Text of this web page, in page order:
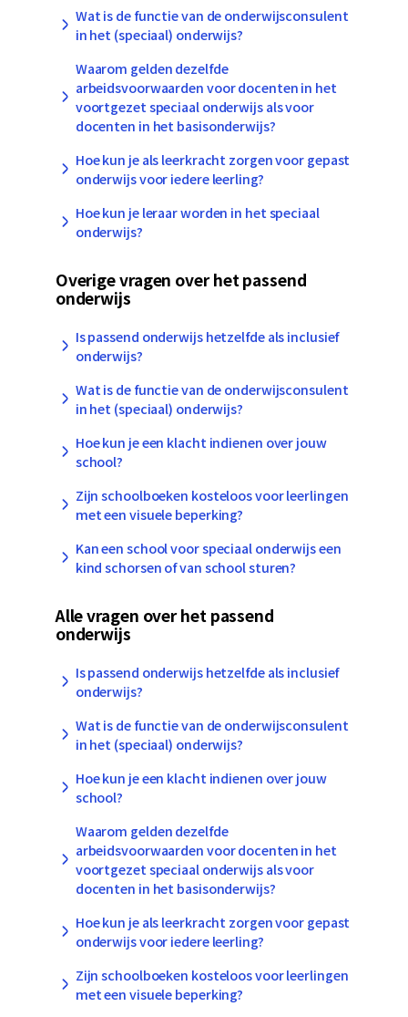
Wat is de functie van de onderwijsconsulent
in het (speciaal) onderwijs?
Waarom gelden dezelfde
arbeidsvoorwaarden voor docenten in het
voortgezet speciaal onderwijs als voor
docenten in het basisonderwijs?
Hoe kun je als leerkracht zorgen voor gepast
onderwijs voor iedere leerling?
Hoe kun je leraar worden in het speciaal
onderwijs?
Overige vragen over het passend
onderwijs
Is passend onderwijs hetzelfde als inclusief
onderwijs?
Wat is de functie van de onderwijsconsulent
in het (speciaal) onderwijs?
Hoe kun je een klacht indienen over jouw
school?
Zijn schoolboeken kosteloos voor leerlingen
met een visuele beperking?
Kan een school voor speciaal onderwijs een
kind schorsen of van school sturen?
Alle vragen over het passend
onderwijs
Is passend onderwijs hetzelfde als inclusief
onderwijs?
Wat is de functie van de onderwijsconsulent
in het (speciaal) onderwijs?
Hoe kun je een klacht indienen over jouw
school?
Waarom gelden dezelfde
arbeidsvoorwaarden voor docenten in het
voortgezet speciaal onderwijs als voor
docenten in het basisonderwijs?
Hoe kun je als leerkracht zorgen voor gepast
onderwijs voor iedere leerling?
Zijn schoolboeken kosteloos voor leerlingen
met een visuele beperking?